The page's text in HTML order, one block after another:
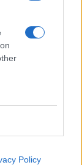
Policy
töltse le!